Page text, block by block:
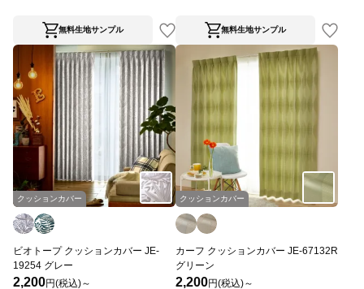
無料生地サンプル 無料生地サンプル
クッションカバー
ビオトープ クッションカバー JE-
19254 グレー
2,200円(税込)～
クッションカバー
カーフ クッションカバー JE-67132R
グリーン
2,200円(税込)～